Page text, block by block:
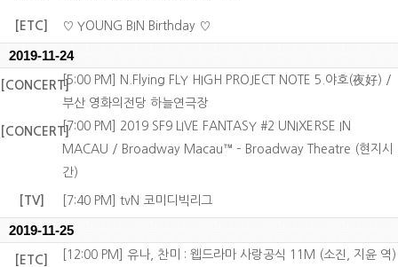
[ETC] ♡ YOUNG BIN Birthday ♡
2019-11-24
[CONCERT][5:00 PM] N.Flying FLY HIGH PROJECT NOTE 5.야호(夜好) /
부산 영화의전당 하늘연극장
[CONCERT][7:00 PM] 2019 SF9 LIVE FANTASY #2 UNIXERSE IN
MACAU / Broadway Macau™ – Broadway Theatre (현지시
간)
[TV] [7:40 PM] tvN 코미디빅리그
2019-11-25
[ETC]
[12:00 PM] 유나, 찬미 : 웹드라마 사랑공식 11M (소진, 지윤 역)